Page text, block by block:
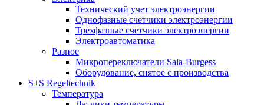
Технический учет электроэнергии
Однофазные счетчики электроэнергии
Трехфазные счетчики электроэнергии
Электроавтоматика
Разное
Микропереключатели Saia-Burgess
Оборудование, снятое с производства
S+S Regeltechnik
Температура